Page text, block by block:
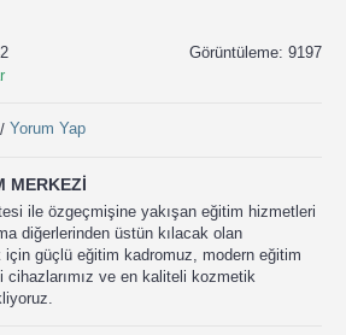
Görüntüleme: 9197
/ Yorum Yap
MERKEZI
ile özgeçmişine yakışan eğitim hizmetleri
diğerlerinden üstün kılacak olan
için güçlü eğitim kadromuz, modern eğitim
ve en kaliteli kozmetik